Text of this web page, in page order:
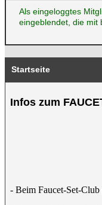
Als eingeloggtes
eingeblendet, die mit
Startseite
Infos zum
- Beim Faucet-Set-